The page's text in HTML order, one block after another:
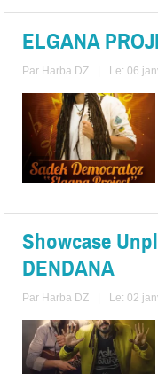
ELGANA
Par Harba DZ Le: 06
Showcase
DENDANA
Par Harba DZ Le: 02